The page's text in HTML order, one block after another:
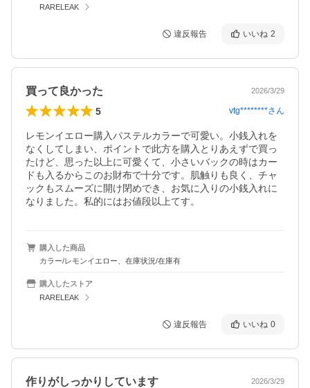
RARELEAK
違反報告 いいね 2
買って良かった 2026/3/29
5 vtg********さん
レモンイエロー購入パステルカラーで可愛い。小銭入れを
なくしてしまい、ポイントで此方を購入とりあえずで買っ
たけど、思った以上に可愛くて、小さいバックの時はカー
ドも入るからこのお財布で十分です。肌触りも良く、チャ
ックもスムーズに開け閉めでき、お気に入りの小銭入れに
なりました。私的にはお値段以上てす。
購入した商品
カラー/レモンイエロー、在庫状況/在庫有
購入したストア
RARELEAK
違反報告 いいね 0
作りがしっかりしています 2026/3/29